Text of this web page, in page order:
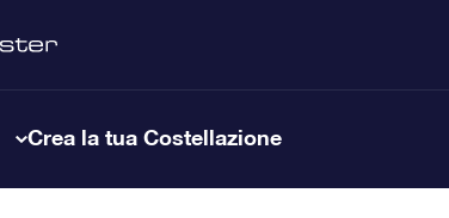
Crea la tua Costellazione